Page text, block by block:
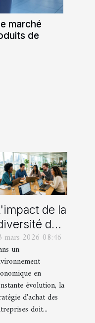
marché
de
de la
des
dans la
stratégie
d'achat des
entreprises
mars 2026 08:46
un
en
évolution, la
d'achat des
doit...